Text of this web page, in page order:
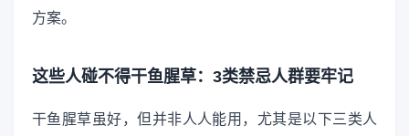
方案。
这些人碰不得干鱼腥草：3类禁忌人群要牢记
干鱼腥草虽好，但并非人人能用，尤其是以下三类人